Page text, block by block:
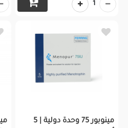
1
مينوبور 75 وحدة دولية | 5